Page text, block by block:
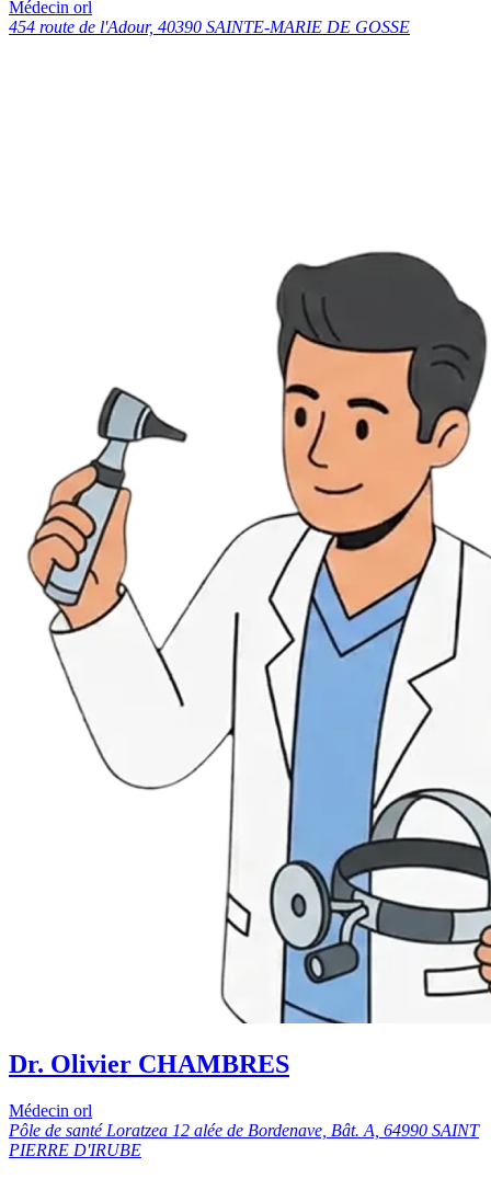
Médecin orl
454 route de l'Adour, 40390 SAINTE-MARIE DE GOSSE
Dr. Olivier CHAMBRES
Médecin orl
Pôle de santé Loratzea 12 alée de Bordenave, Bât. A, 64990 SAINT
PIERRE D'IRUBE